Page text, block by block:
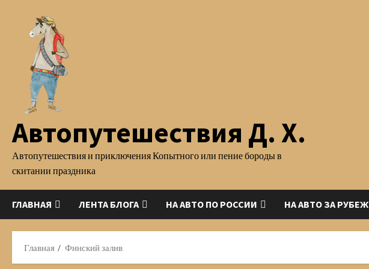
содержимому
Автопутешествия Д. Х.
Автопутешествия и приключения Копытного или пение бороды в
скитании праздника
ГЛАВНАЯ ЛЕНТА БЛОГА НА АВТО ПО РОССИИ НА АВТО ЗА РУБЕЖ
Главная Финский залив